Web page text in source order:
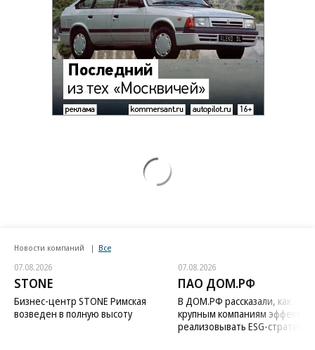
Новости компаний Все
07.08.2026
STONE
Бизнес-центр STONE Римская
возведен в полную высоту
07.08.2026
ПАО ДОМ.РФ
В ДОМ.РФ рассказали, как
крупным компаниям
реализовывать ESG-стратегию